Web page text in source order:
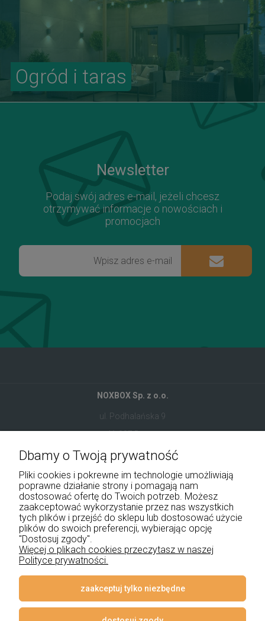
Ogród i taras
Newsletter
Podaj swój adres e-mail, jeżeli chcesz
otrzymywać informacje o nowościach i
promocjach
NOXBOX Sp. z o.o.
ul. Podhalańska 9
41-907 Bytom
+48 534 555 344
sklep@noxbox.pl
Pomoc
Płatności i dostawa
Informacje
Dbamy o Twoją prywatność
Pliki cookies i pokrewne im technologie umożliwiają
poprawne działanie strony i pomagają nam
dostosować ofertę do Twoich potrzeb. Możesz
zaakceptować wykorzystanie przez nas wszystkich
tych plików i przejść do sklepu lub dostosować użycie
plików do swoich preferencji, wybierając opcję
"Dostosuj zgody".
Więcej o plikach cookies przeczytasz w naszej
Polityce prywatności.
zaakceptuj tylko niezbędne